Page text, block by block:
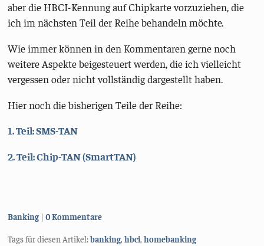
aber die HBCI-Kennung auf Chipkarte vorzuziehen, die
ich im nächsten Teil der Reihe behandeln möchte.
Wie immer können in den Kommentaren gerne noch
weitere Aspekte beigesteuert werden, die ich vielleicht
vergessen oder nicht vollständig dargestellt haben.
Hier noch die bisherigen Teile der Reihe:
1. Teil: SMS-TAN
2. Teil: Chip-TAN (SmartTAN)
Kategorien:
Banking 0 Kommentare
Tags für diesen Artikel:banking,hbci,homebanking